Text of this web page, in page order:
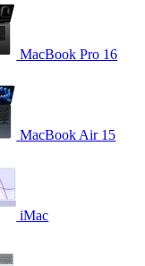
MacBook Pro 16
MacBook Air 15
iMac